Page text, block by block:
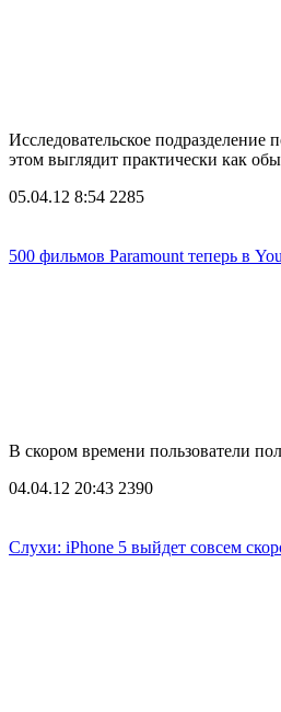
Исследовательское
этом выглядит практически как
05.04.12 8:54 2285
500 фильмов Paramount теперь в
В скором времени пользователи
04.04.12 20:43 2390
Слухи: iPhone 5 выйдет совсем